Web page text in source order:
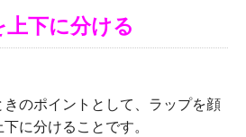
上下に分ける
のポイントとして、ラップを顔
に分けることです。